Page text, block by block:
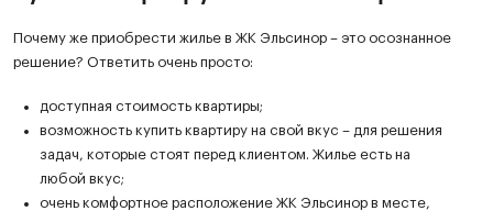
Почему же приобрести жилье в ЖК Эльсинор – это осознанное
решение? Ответить очень просто:
доступная стоимость квартиры;
возможность купить квартиру на свой вкус – для решения
задач, которые стоят перед клиентом. Жилье есть на
любой вкус;
очень комфортное расположение ЖК Эльсинор в месте,